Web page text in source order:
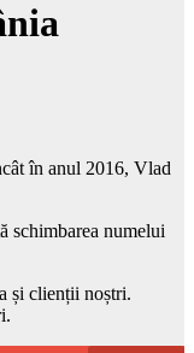
în anul 2016, Vlad
schimbarea numelui
și clienții noștri.